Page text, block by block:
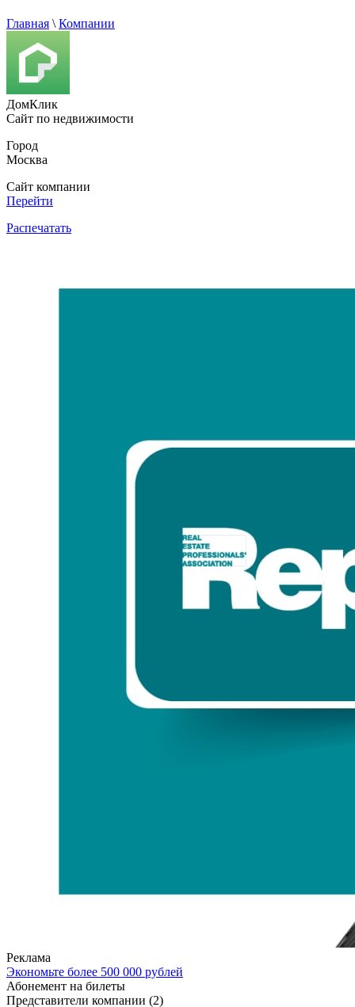
Главная \ Компании
ДомКлик
Сайт по недвижимости
Город
Москва
Сайт компании
Перейти
Распечатать
Реклама
Экономьте более 500 000 рублей
Абонемент на билеты
Представители компании (2)